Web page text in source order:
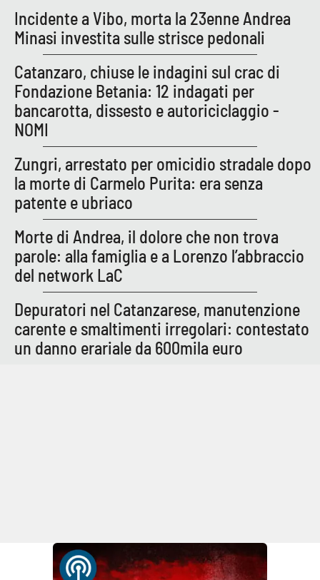
Incidente a Vibo, morta la 23enne Andrea
Minasi investita sulle strisce pedonali
Catanzaro, chiuse le indagini sul crac di
Fondazione Betania: 12 indagati per
bancarotta, dissesto e autoriciclaggio -
NOMI
Zungri, arrestato per omicidio stradale dopo
la morte di Carmelo Purita: era senza
patente e ubriaco
Morte di Andrea, il dolore che non trova
parole: alla famiglia e a Lorenzo l’abbraccio
del network LaC
Depuratori nel Catanzarese, manutenzione
carente e smaltimenti irregolari: contestato
un danno erariale da 600mila euro